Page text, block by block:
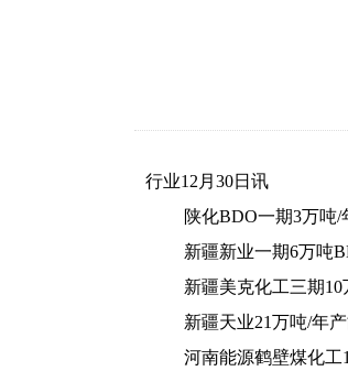
行业12月30日讯
陕化BDO一期3万吨/
新疆新业一期6万吨
新疆美克化工三期
新疆天业21万吨/年
河南能源鹤壁煤化工